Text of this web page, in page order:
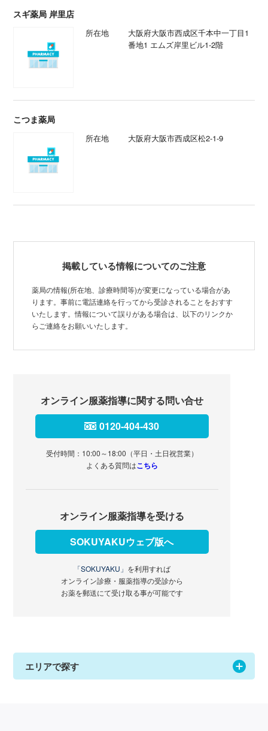
スギ薬局 岸里店
所在地
大阪府大阪市西成区千本中一丁目1
番地1 エムズ岸里ビル1-2階
こつま薬局
所在地 大阪府大阪市西成区松2-1-9
掲載している情報についてのご注意
薬局の情報(所在地、診療時間等)が変更になっている場合があ
ります。事前に電話連絡を行ってから受診されることをおすす
いたします。情報について誤りがある場合は、以下のリンクか
らご連絡をお願いいたします。
オンライン服薬指導に関する問い合せ
0120-404-430
受付時間：10:00～18:00（平日・土日祝営業）
よくある質問はこちら
オンライン服薬指導を受ける
SOKUYAKUウェブ版へ
「SOKUYAKU」 を利用すれば
オンライン診療・服薬指導の受診から
お薬を郵送にて受け取る事が可能です
エリアで探す